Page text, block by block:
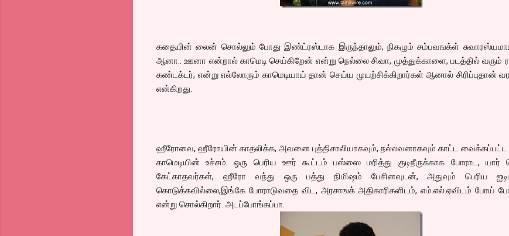
கதையின் லைன் சொல்லும் போது இண்ட்ரஸ்டாக இருந்தாலும், நிகழும் சம்பவஙக்ள்
ஆனா.. ஊனா என்றால் காமெடி செய்கிறேன் என்று நெல்லை சிவா, முத்துக்காளை, படத்தில் வரும்
கண்டக்டர், என்று எல்லோரும் காமெடியாய் தான் செய்ய முயற்சிக்கிறார்கள் ஆனால் சிரிப்புதான்
என்கிறது.
ஹீரோவை, ஹீரோயின் காதலிக்க, அவனை புத்திசாலியாகவும், நல்லவனாகவும் காட்ட வைக்கப்பட்ட
காமெடியின் உச்சம். ஒரு பெரிய ஊர் கூட்டம் பஸ்ஸை மரித்து குடிநீருக்காக போராட, யார்
கேட்காதவர்கள், ஹீரோ வந்து ஒரு பத்து நிமிஷம் பேசினவுடன், அதுவும் பெரிய
கொடுக்கவில்லை,இங்கே போராடுவதை விட, அரசாஙக் அதிகாரிகளிடம், எம்.எல்.ஏவிடம் போய்
என்று சொல்கிறார். அடப்போங்கப்பா.